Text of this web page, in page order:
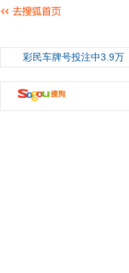
彩民车牌号投注中3.9万